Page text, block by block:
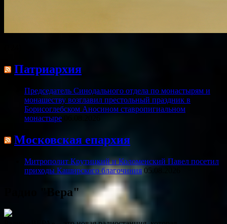
Патриархия
Председатель Синодального отдела по монастырям и
монашеству возглавил престольный праздник в
Борисоглебском Аносином ставропигиальном
монастыре
Московская епархия
Митрополит Крутицкий и Коломенский Павел посетил
приходы Каширского благочиния 05.08.2026
Радио "Вера"